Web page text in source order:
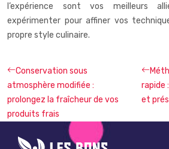
l’expérience sont vos meilleurs
expérimenter pour affiner vos
propre style culinaire.
Conservation sous
atmosphère modifiée :
prolongez la fraîcheur de vos
produits frais
rapide
et